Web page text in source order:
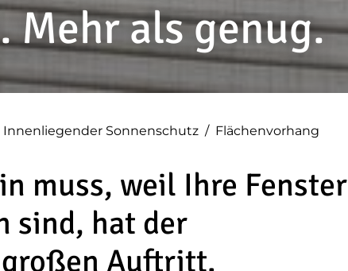
Mehr als genug.
Innenliegender Sonnenschutz / Flächenvorhang
muss, weil Ihre Fenster
sind, hat der
Auftritt.